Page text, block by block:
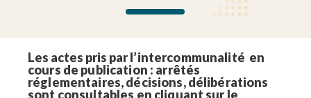
Les actes pris par l’intercommunalité en
cours de publication : arrêtés
réglementaires, décisions, délibérations
sont consultables en cliquant sur le